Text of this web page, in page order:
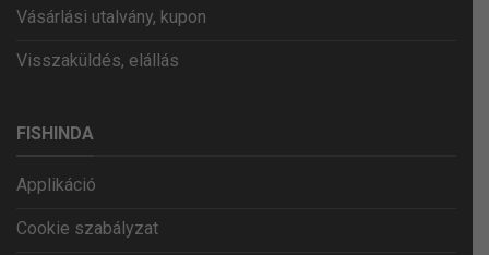
Vásárlási utalvány, kupon
Visszaküldés, elállás
FISHINDA
Applikáció
Cookie szabályzat